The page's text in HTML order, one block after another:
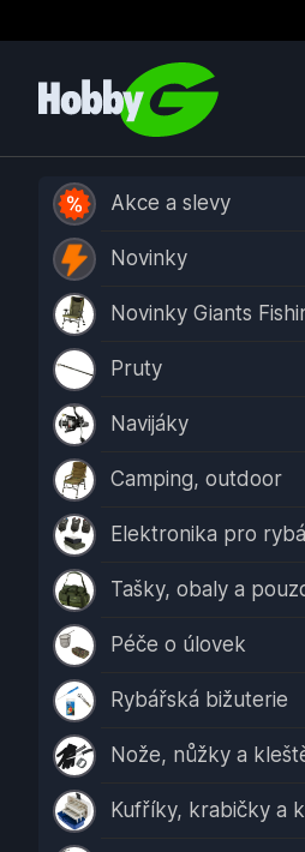
Akce a slevy
Novinky
Novinky Giants
Pruty
Navijáky
Camping, outdoor
Elektronika pro
Tašky, obaly a
Péče o úlovek
Rybářská bižuterie
Nože, nůžky a
Kufříky, krabičky a